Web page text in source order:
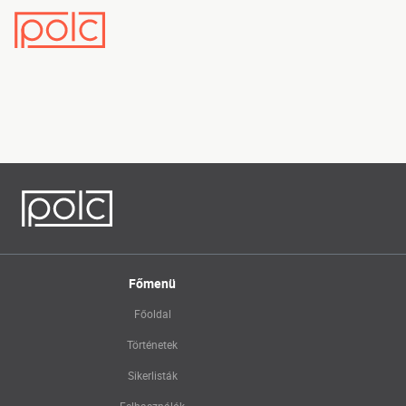
Főmenü
Főoldal
Történetek
Sikerlisták